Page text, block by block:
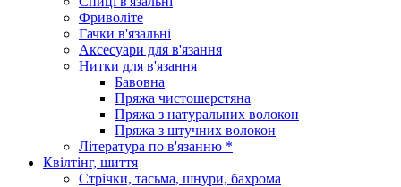
Фриволіте
Гачки в'язальні
Аксесуари для в'язання
Нитки для в'язання
Бавовна
Пряжа чистошерстяна
Пряжа з натуральних волокон
Пряжа з штучних волокон
Література по в'язанню *
Квілтінг, шиття
Стрічки, тасьма, шнури, бахрома